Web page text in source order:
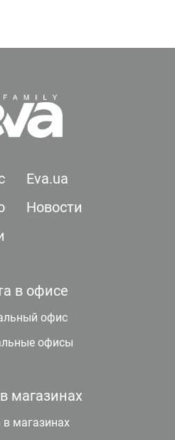
Eva.ua
Новости
в офисе
офис
офисы
магазинах
в магазинах